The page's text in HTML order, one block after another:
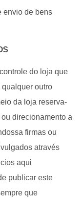
envio de bens
do loja que
outro
da loja reserva-
direcionamento a
firmas ou
através
aqui
publicar este
que